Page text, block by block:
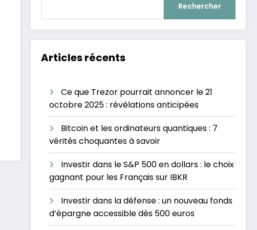
Rechercher
Articles récents
Ce que Trezor pourrait annoncer le 21
octobre 2025 : révélations anticipées
Bitcoin et les ordinateurs quantiques : 7
vérités choquantes à savoir
Investir dans le S&P 500 en dollars : le choix
gagnant pour les Français sur IBKR
Investir dans la défense : un nouveau fonds
d’épargne accessible dès 500 euros